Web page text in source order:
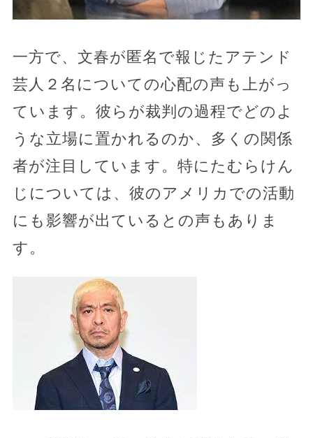
一方で、文春が匿名で報じたアテンド
芸人２名についての心配の声も上がっ
ています。彼らが裁判の過程でどのよ
うな立場に置かれるのか、多くの関係
者が注目しています。特にたむらけん
じについては、彼のアメリカでの活動
にも影響が出ているとの声もありま
す。